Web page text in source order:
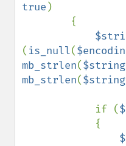
true )
( is_null(
mb_strlen($string
mb_strlen($string
            if (